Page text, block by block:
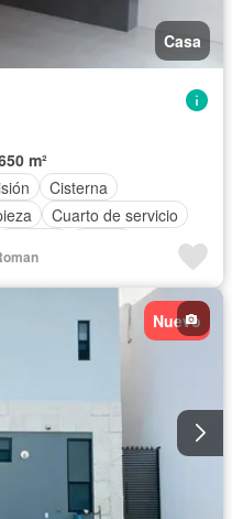
Casa
m²
Cisterna
Cuarto de servicio
Televisión por cable
Nuevo